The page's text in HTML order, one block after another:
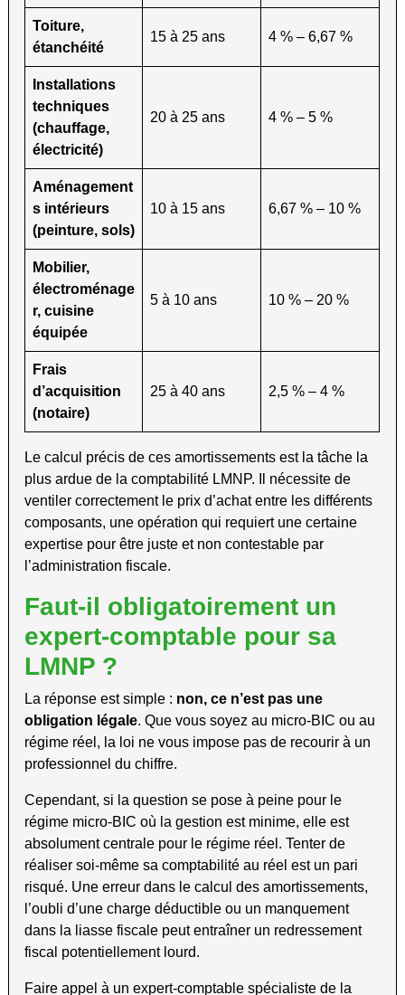
Toiture,
étanchéité
15 à 25 ans 4 % – 6,67 %
Installations
techniques
(chauffage,
électricité)
20 à 25 ans 4 % – 5 %
Aménagement
s intérieurs
(peinture, sols)
10 à 15 ans 6,67 % – 10 %
Mobilier,
électroménage
r, cuisine
équipée
5 à 10 ans 10 % – 20 %
Frais
d’acquisition
(notaire)
25 à 40 ans 2,5 % – 4 %
Le calcul précis de ces amortissements est la tâche la
plus ardue de la comptabilité LMNP. Il nécessite de
ventiler correctement le prix d’achat entre les différents
composants, une opération qui requiert une certaine
expertise pour être juste et non contestable par
l’administration fiscale.
Faut-il obligatoirement un
expert-comptable pour sa
LMNP ?
La réponse est simple : non, ce n’est pas une
obligation légale. Que vous soyez au micro-BIC ou au
régime réel, la loi ne vous impose pas de recourir à un
professionnel du chiffre.
Cependant, si la question se pose à peine pour le
régime micro-BIC où la gestion est minime, elle est
absolument centrale pour le régime réel. Tenter de
réaliser soi-même sa comptabilité au réel est un pari
risqué. Une erreur dans le calcul des amortissements,
l’oubli d’une charge déductible ou un manquement
dans la liasse fiscale peut entraîner un redressement
fiscal potentiellement lourd.
Faire appel à un expert-comptable spécialiste de la